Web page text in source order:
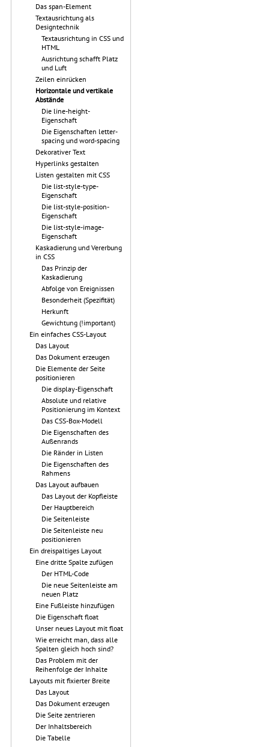
Das span-Element
Textausrichtung als
Designtechnik
Textausrichtung in CSS und
HTML
Ausrichtung schafft Platz
und Luft
Zeilen einrücken
Horizontale und vertikale
Abstände
Die line-height-
Eigenschaft
Die Eigenschaften letter-
spacing und word-spacing
Dekorativer Text
Hyperlinks gestalten
Listen gestalten mit CSS
Die list-style-type-
Eigenschaft
Die list-style-position-
Eigenschaft
Die list-style-image-
Eigenschaft
Kaskadierung und Vererbung
in CSS
Das Prinzip der
Kaskadierung
Abfolge von Ereignissen
Besonderheit (Spezifität)
Herkunft
Gewichtung (!important)
Ein einfaches CSS-Layout
Das Layout
Das Dokument erzeugen
Die Elemente der Seite
positionieren
Die display-Eigenschaft
Absolute und relative
Positionierung im Kontext
Das CSS-Box-Modell
Die Eigenschaften des
Außenrands
Die Ränder in Listen
Die Eigenschaften des
Rahmens
Das Layout aufbauen
Das Layout der Kopfleiste
Der Hauptbereich
Die Seitenleiste
Die Seitenleiste neu
positionieren
Ein dreispaltiges Layout
Eine dritte Spalte zufügen
Der HTML-Code
Die neue Seitenleiste am
neuen Platz
Eine Fußleiste hinzufügen
Die Eigenschaft float
Unser neues Layout mit float
Wie erreicht man, dass alle
Spalten gleich hoch sind?
Das Problem mit der
Reihenfolge der Inhalte
Layouts mit fixierter Breite
Das Layout
Das Dokument erzeugen
Die Seite zentrieren
Der Inhaltsbereich
Die Tabelle